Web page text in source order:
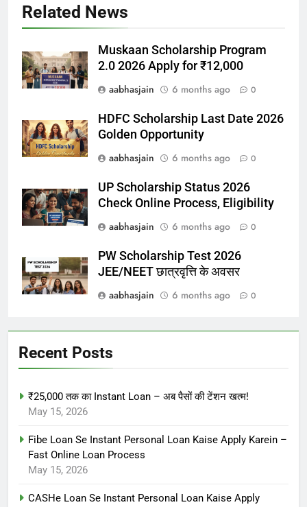
Related News
Muskaan Scholarship Program
2.0 2026 Apply for ₹12,000
aabhasjain
6 months ago 0
HDFC Scholarship Last Date 2026
Golden Opportunity
aabhasjain
6 months ago 0
UP Scholarship Status 2026
Check Online Process, Eligibility
aabhasjain
6 months ago 0
PW Scholarship Test 2026
JEE/NEET छात्रवृत्ति के अवसर
aabhasjain
6 months ago 0
Recent Posts
₹25,000 तक का Instant Loan – अब पैसों की टेंशन खत्म!
May 15, 2026
Fibe Loan Se Instant Personal Loan Kaise Apply Karein –
Fast Online Loan Process
May 15, 2026
CASHe Loan Se Instant Personal Loan Kaise Apply